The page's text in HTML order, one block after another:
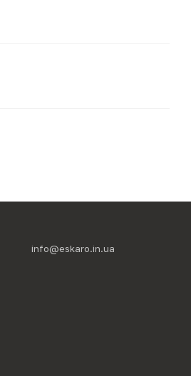
info@eskaro.in.ua